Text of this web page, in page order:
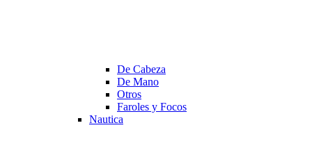
De Cabeza
De Mano
Otros
Faroles y Focos
Nautica